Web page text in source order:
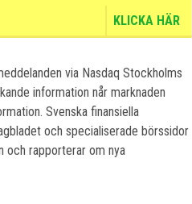
KLICKA HÄR
via Nasdaq Stockholms
information når marknaden
Svenska finansiella
och specialiserade börssidor
och rapporterar om nya